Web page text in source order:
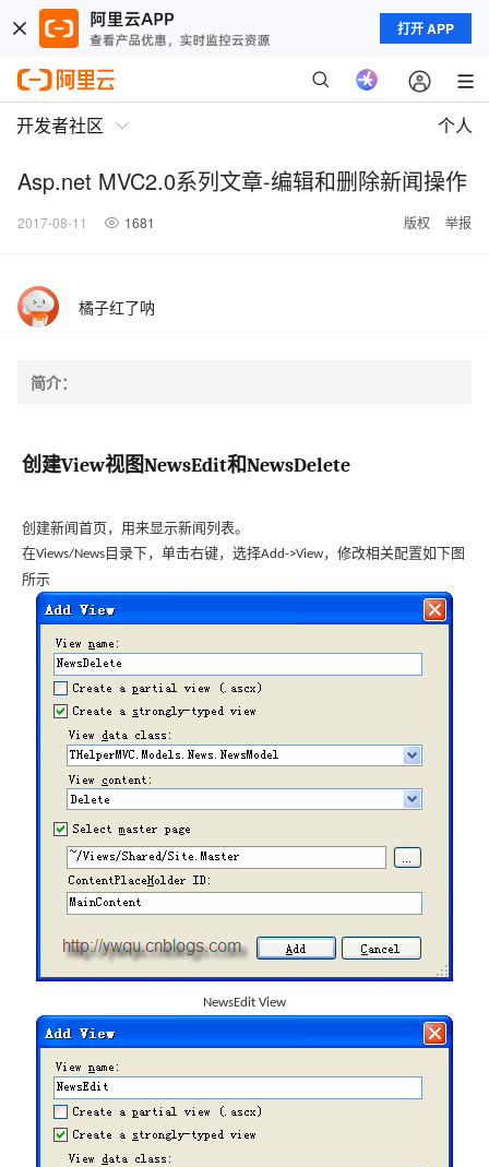
打开 APP
开发者社区 个人
Asp.net MVC2.0系列文章-编辑和删除新闻操作
2017-08-11 1681 版权 举报
橘子红了呐
简介：
创建View视图NewsEdit和NewsDelete
创建新闻首页，用来显示新闻列表。
在Views/News 目录下，单击右键，选择Add->View，修改相关配置如下图
所示
NewsEdit View